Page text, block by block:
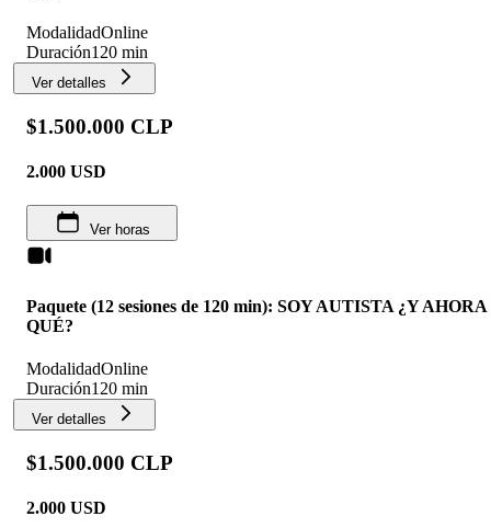
ModalidadOnline
Duración120 min
Ver detalles
$1.500.000 CLP
2.000 USD
Ver horas
Paquete (12 sesiones de 120 min): SOY AUTISTA ¿Y AHORA
QUÉ?
ModalidadOnline
Duración120 min
Ver detalles
$1.500.000 CLP
2.000 USD